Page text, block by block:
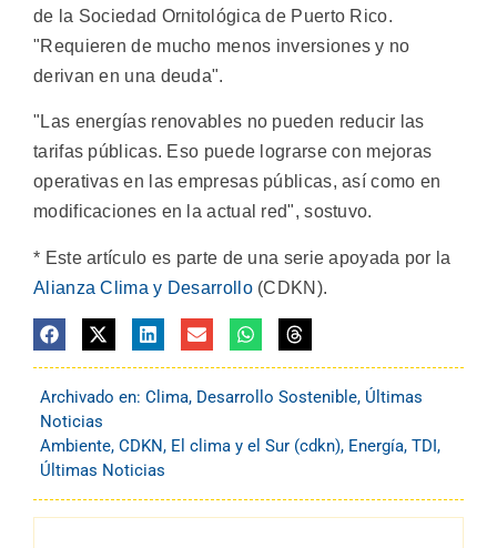
de la Sociedad Ornitológica de Puerto Rico.
"Requieren de mucho menos inversiones y no
derivan en una deuda".
"Las energías renovables no pueden reducir las
tarifas públicas. Eso puede lograrse con mejoras
operativas en las empresas públicas, así como en
modificaciones en la actual red", sostuvo.
* Este artículo es parte de una serie apoyada por la
Alianza Clima y Desarrollo(CDKN).
Archivado en: Clima, Desarrollo Sostenible, Últimas
Noticias
Ambiente, CDKN, El clima y el Sur (cdkn), Energía, TDI ,
Últimas Noticias